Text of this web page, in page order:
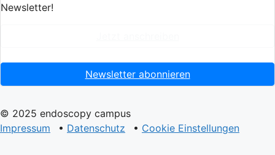
Newsletter!
Newsletter abonnieren
© 2025 endoscopy campus
Impressum
• Datenschutz • Cookie Einstellungen